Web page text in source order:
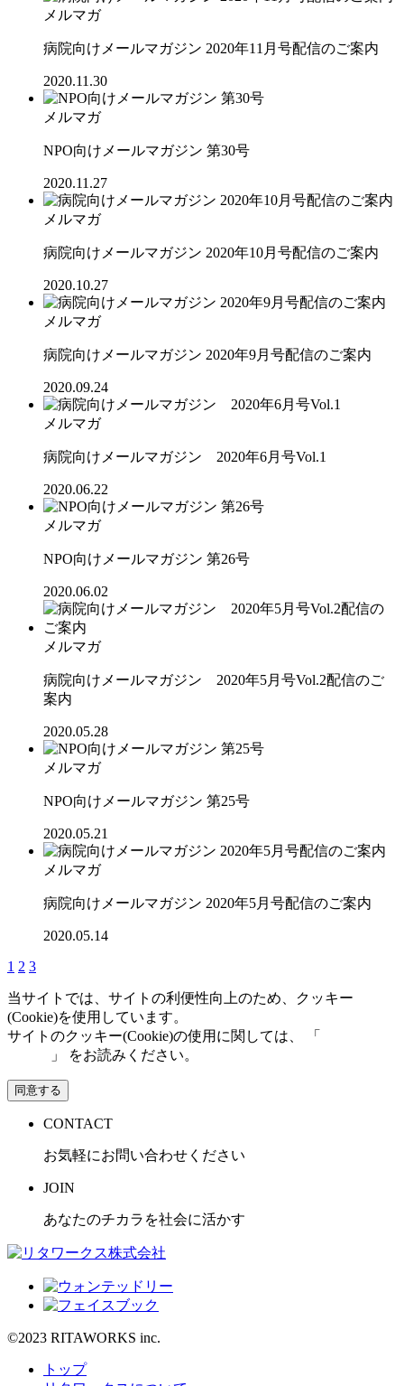
メルマガ
病院向けメールマガジン 2020年11月号配信のご案内
2020.11.30
メルマガ
NPO向けメールマガジン 第30号
2020.11.27
メルマガ
病院向けメールマガジン 2020年10月号配信のご案内
2020.10.27
メルマガ
病院向けメールマガジン 2020年9月号配信のご案内
2020.09.24
メルマガ
病院向けメールマガジン 2020年6月号Vol.1
2020.06.22
メルマガ
NPO向けメールマガジン 第26号
2020.06.02
メルマガ
病院向けメールマガジン 2020年5月号Vol.2配信のご
案内
2020.05.28
メルマガ
NPO向けメールマガジン 第25号
2020.05.21
メルマガ
病院向けメールマガジン 2020年5月号配信のご案内
2020.05.14
1 2 3
当サイトでは、サイトの利便性向上のため、クッキー
(Cookie)を使用しています。
サイトのクッキー(Cookie)の使用に関しては、 「
」 をお読みください。
同意する
CONTACT
お気軽にお問い合わせください
JOIN
あなたのチカラを社会に活かす
©2023 RITAWORKS inc.
トップ